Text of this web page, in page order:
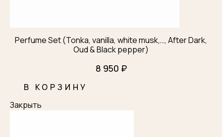
Perfume Set (Tonka, vanilla, white musk,…, After Dark,
Oud & Black pepper)
8 950 ₽
В КОРЗИНУ
Закрыть